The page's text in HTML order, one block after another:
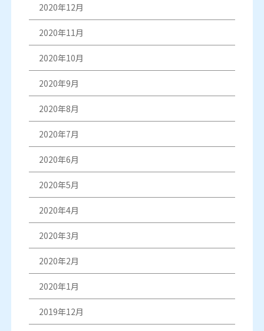
2020年12月
2020年11月
2020年10月
2020年9月
2020年8月
2020年7月
2020年6月
2020年5月
2020年4月
2020年3月
2020年2月
2020年1月
2019年12月